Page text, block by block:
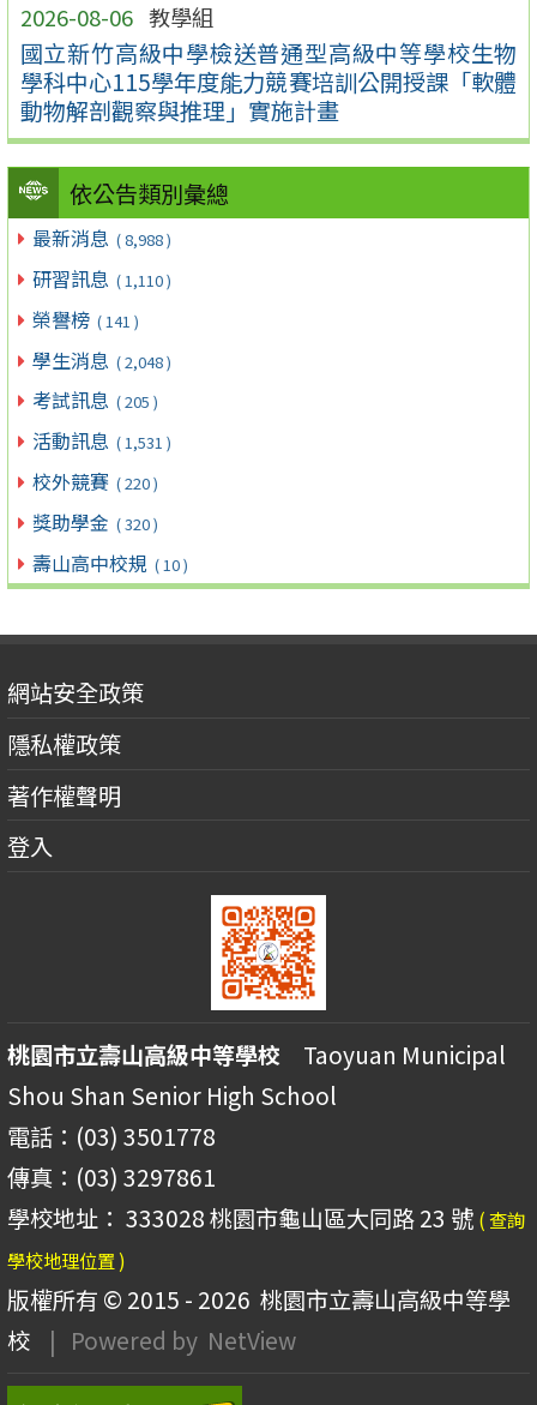
2026-08-06 教學組
國立新竹高級中學檢送普通型高級中等學校生物
學科中心115學年度能力競賽培訓公開授課「軟體
動物解剖觀察與推理」實施計畫
依公告類別彙總
最新消息 ( 8,988 )
研習訊息 ( 1,110 )
榮譽榜 ( 141 )
學生消息 ( 2,048 )
考試訊息 ( 205 )
活動訊息 ( 1,531 )
校外競賽 ( 220 )
獎助學金 ( 320 )
壽山高中校規 ( 10 )
網站安全政策
隱私權政策
著作權聲明
登入
桃園市立壽山高級中等學校 Taoyuan Municipal
Shou Shan Senior High School
電話：(03) 3501778
傳真：(03) 3297861
學校地址： 333028 桃園市龜山區大同路 23 號 ( 查詢
學校地理位置 )
版權所有 © 2015 - 2026 桃園市立壽山高級中等學
校
| Powered by NetView